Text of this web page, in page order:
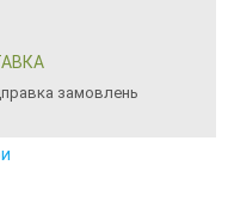
замовлень